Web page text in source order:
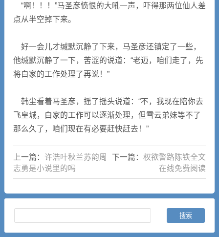
“啊！！！”马圣彦愤恨的大吼一声，吓得那两位仙人差
点从半空掉下来。
好一会儿才缄默沉静了下来，马圣彦还镇定了一些，
他缄默沉静了一下，苦涩的说道：“老迈，咱们走了，先
将白家的工作处理了再说！”
韩尘看着马圣彦，摇了摇头说道：“不，我现在陪你去
飞皇城，白家的工作可以逐渐处理，但雪云弟妹等不了
那么久了，咱们现在有必要赶快赶去！”
上一篇： 许浩叶秋兰苏韵周
志勇是小说里的吗
下一篇：权欲警路陈铁全文
在线免费阅读